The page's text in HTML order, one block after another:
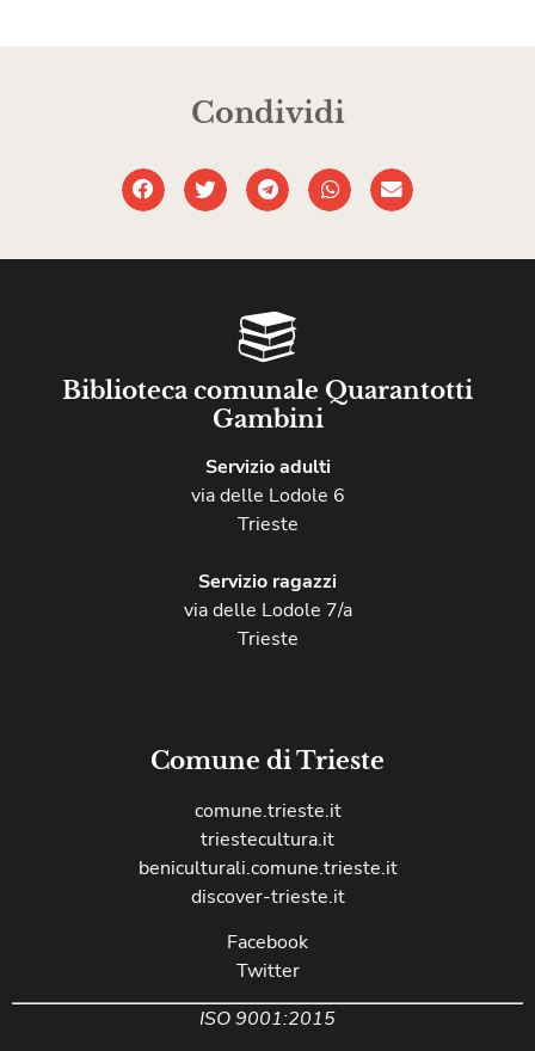
Condividi
Biblioteca comunale Quarantotti
Gambini
Servizio adulti
via delle Lodole 6
Trieste
Servizio ragazzi
via delle Lodole 7/a
Trieste
Comune di Trieste
comune.trieste.it
triestecultura.it
beniculturali.comune.trieste.it
discover-trieste.it
Facebook
Twitter
ISO 9001:2015